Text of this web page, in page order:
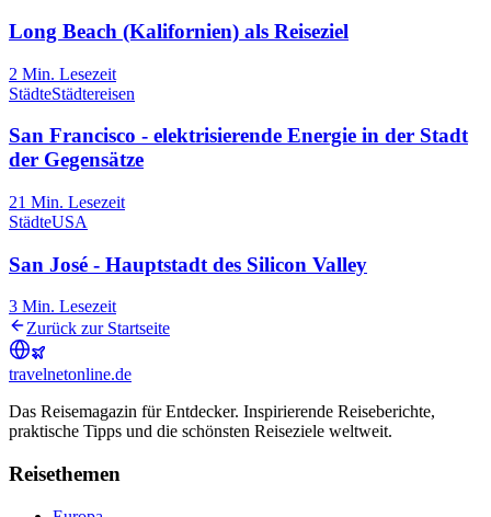
Long Beach (Kalifornien) als Reiseziel
2 Min. Lesezeit
StädteStädtereisen
San Francisco - elektrisierende Energie in der Stadt
der Gegensätze
21 Min. Lesezeit
StädteUSA
San José - Hauptstadt des Silicon Valley
3 Min. Lesezeit
Zurück zur Startseite
travelnetonline.de
Das Reisemagazin für Entdecker. Inspirierende Reiseberichte,
praktische Tipps und die schönsten Reiseziele weltweit.
Reisethemen